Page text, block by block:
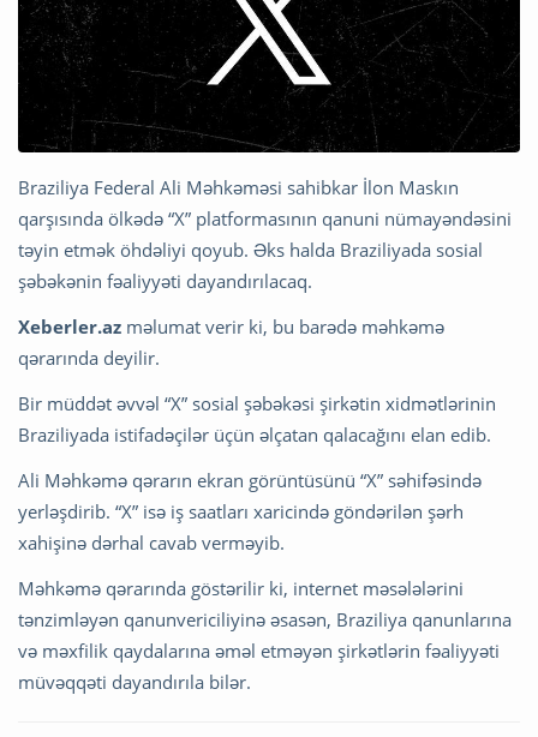
Braziliya Federal Ali Məhkəməsi sahibkar İlon Maskın
qarşısında ölkədə “X” platformasının qanuni nümayəndəsini
təyin etmək öhdəliyi qoyub. Əks halda Braziliyada sosial
şəbəkənin fəaliyyəti dayandırılacaq.
Xeberler.az məlumat verir ki, bu barədə məhkəmə
qərarında deyilir.
Bir müddət əvvəl “X” sosial şəbəkəsi şirkətin xidmətlərinin
Braziliyada istifadəçilər üçün əlçatan qalacağını elan edib.
Ali Məhkəmə qərarın ekran görüntüsünü “X” səhifəsində
yerləşdirib. “X” isə iş saatları xaricində göndərilən şərh
xahişinə dərhal cavab verməyib.
Məhkəmə qərarında göstərilir ki, internet məsələlərini
tənzimləyən qanunvericiliyinə əsasən, Braziliya qanunlarına
və məxfilik qaydalarına əməl etməyən şirkətlərin fəaliyyəti
müvəqqəti dayandırıla bilər.